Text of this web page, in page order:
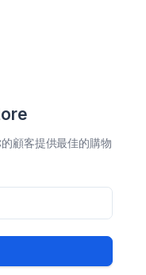
顧客提供最佳的購物